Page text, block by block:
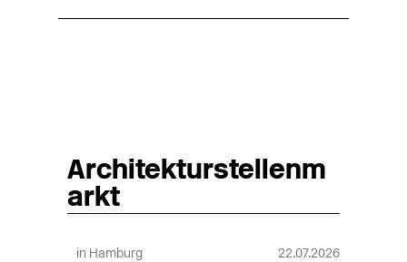
Architekturstellenm
arkt
in Hamburg 22.07.2026